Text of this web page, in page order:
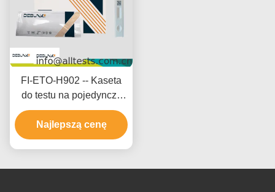
FI-ETO-H902 -- Kaseta
do testu na pojedynczy
narkotyk - Etomidat (ETO)
(Włosy)
Najlepszą cenę